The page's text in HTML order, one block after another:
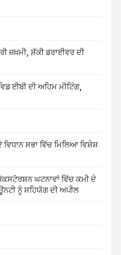
ਜ਼ਖ਼ਮੀ, ਸ਼ੱਕੀ ਡਰਾਈਵਰ ਦੀ
ਈਬੀ ਦੀ ਅਹਿਮ ਮੀਟਿੰਗ,
ਸਭਾ ਵਿੱਚ ਮਿਲਿਆ ਵਿਸ਼ੇਸ਼
ਘਟਨਾਵਾਂ ਵਿੱਚ ਕਮੀ ਦੇ
ਨੂੰ ਸਹਿਯੋਗ ਦੀ ਅਪੀਲ